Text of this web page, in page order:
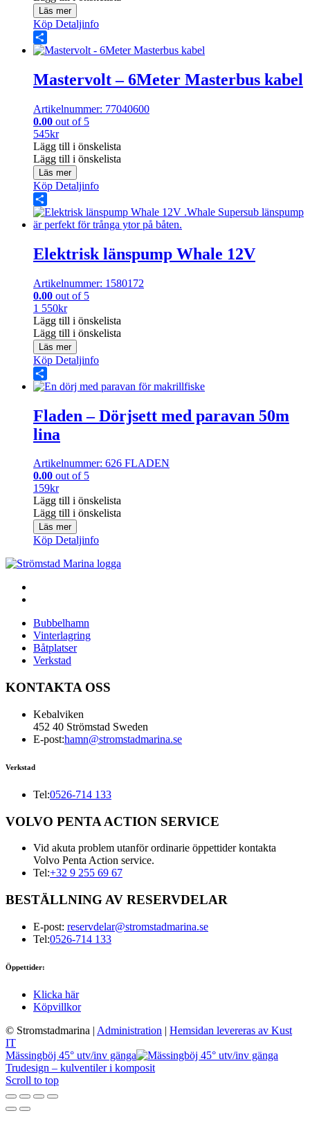
Läs mer
Köp Detaljinfo
Share
Mastervolt – 6Meter Masterbus kabel
Artikelnummer: 77040600
0.00 out of 5
545kr
Lägg till i önskelista
Lägg till i önskelista
Läs mer
Köp Detaljinfo
Share
Elektrisk länspump Whale 12V
Artikelnummer: 1580172
0.00 out of 5
1 550kr
Lägg till i önskelista
Lägg till i önskelista
Läs mer
Köp Detaljinfo
Share
Fladen – Dörjsett med paravan 50m
lina
Artikelnummer: 626 FLADEN
0.00 out of 5
159kr
Lägg till i önskelista
Lägg till i önskelista
Läs mer
Köp Detaljinfo
Bubbelhamn
Vinterlagring
Båtplatser
Verkstad
KONTAKTA OSS
Kebalviken
452 40 Strömstad Sweden
E-post:hamn@stromstadmarina.se
Verkstad
Tel:0526-714 133
VOLVO PENTA ACTION SERVICE
Vid akuta problem utanför ordinarie öppettider kontakta
Volvo Penta Action service.
Tel:+32 9 255 69 67
BESTÄLLNING AV RESERVDELAR
E-post: reservdelar@stromstadmarina.se
Tel:0526-714 133
Öppettider:
Klicka här
Köpvillkor
© Stromstadmarina | Administration | Hemsidan levereras av Kust
IT
Mässingböj 45° utv/inv gänga
Trudesign – kulventiler i komposit
Scroll to top